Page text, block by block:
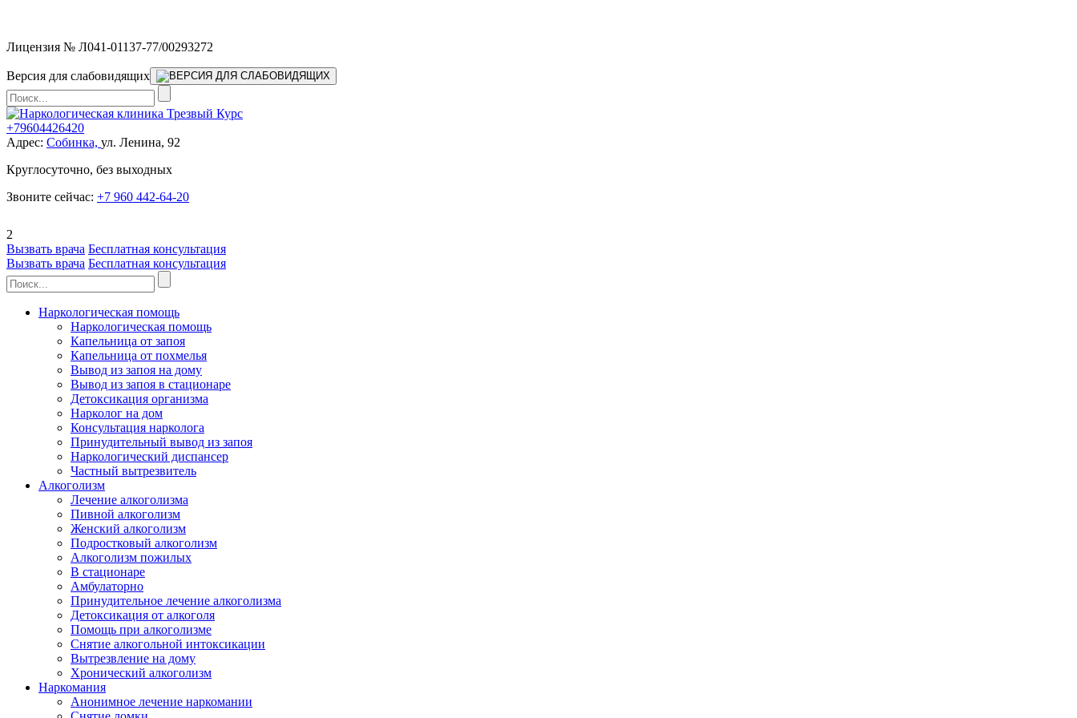
Лицензия № Л041-01137-77/00293272
Версия для слабовидящих
+79604426420
Адрес: Собинка, ул. Ленина, 92
Круглосуточно, без выходных
Звоните сейчас: +7 960 442-64-20
2
Вызвать врача Бесплатная консультация
Вызвать врача Бесплатная консультация
Наркологическая помощь
Наркологическая помощь
Капельница от запоя
Капельница от похмелья
Вывод из запоя на дому
Вывод из запоя в стационаре
Детоксикация организма
Нарколог на дом
Консультация нарколога
Принудительный вывод из запоя
Наркологический диспансер
Частный вытрезвитель
Алкоголизм
Лечение алкоголизма
Пивной алкоголизм
Женский алкоголизм
Подростковый алкоголизм
Алкоголизм пожилых
В стационаре
Амбулаторно
Принудительное лечение алкоголизма
Детоксикация от алкоголя
Помощь при алкоголизме
Снятие алкогольной интоксикации
Вытрезвление на дому
Хронический алкоголизм
Наркомания
Анонимное лечение наркомании